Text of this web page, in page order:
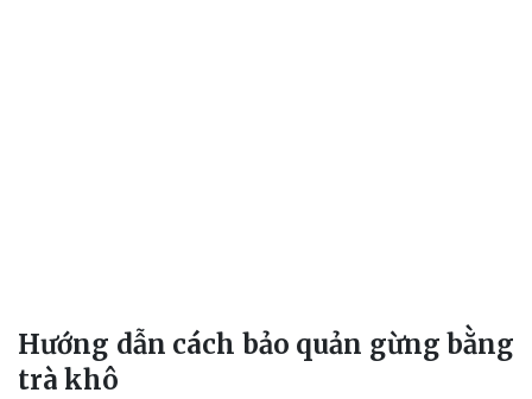
Hướng dẫn cách bảo quản gừng bằng
trà khô